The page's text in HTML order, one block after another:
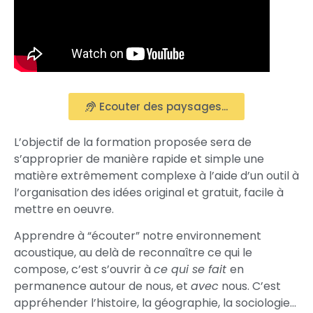
Ecouter des paysages...
L’objectif de la formation proposée sera de
s’approprier de manière rapide et simple une
matière extrêmement complexe à l’aide d’un outil à
l’organisation des idées original et gratuit, facile à
mettre en oeuvre.
Apprendre à “écouter” notre environnement
acoustique, au delà de reconnaître ce qui le
compose, c’est s’ouvrir àce qui se fait en
permanence autour de nous, et avec nous. C’est
appréhender l’histoire, la géographie, la sociologie…